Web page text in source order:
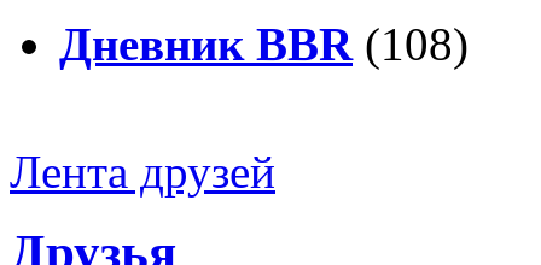
Дневник BBR (108)
Лента друзей
Друзья